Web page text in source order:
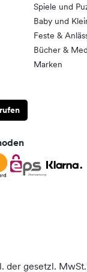
Spiele und
Baby und
Feste &
Bücher &
Marken
der gesetzl.